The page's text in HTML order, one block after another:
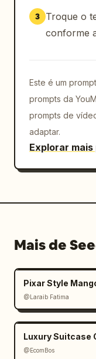
    },
        "time": "0:00–0:02",
        "action": "Fundo branco limpo. Planta
baixa 2D
em preto
cores em tons
banheiros,
lentamente. A
Linhas de
planta,
paredes dos
suavemente,
      },
      {
        "time": "0:05–0:09",
        "action": "As paredes começam a ser
3
Troque o
conforme
Este é um
prompts da
prompts de
adaptar.
Explorar
Mais de
Pixar Style
@Laraib Fatima‎
Luxury Suitcase
@EcomBos